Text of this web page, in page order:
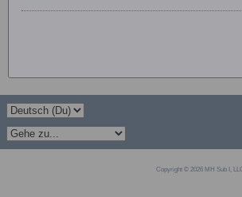
Copyright © 2026 MH Sub I,